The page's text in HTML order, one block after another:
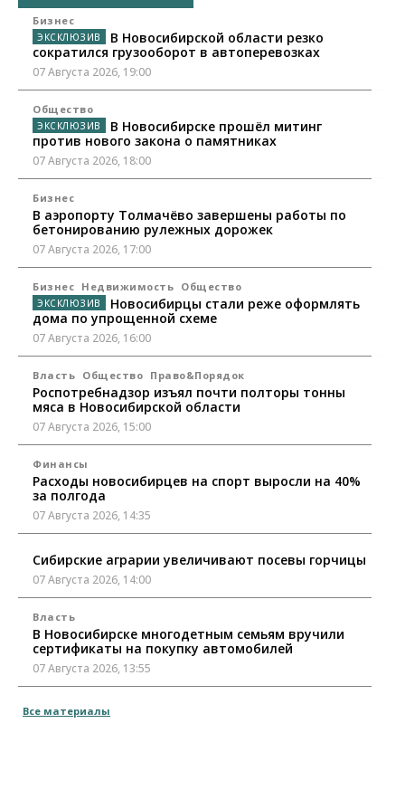
Бизнес
В Новосибирской области резко
сократился грузооборот в автоперевозках
07 Августа 2026, 19:00
Общество
В Новосибирске прошёл митинг
против нового закона о памятниках
07 Августа 2026, 18:00
Бизнес
В аэропорту Толмачёво завершены работы по
бетонированию рулежных дорожек
07 Августа 2026, 17:00
Бизнес Недвижимость Общество
Новосибирцы стали реже оформлять
дома по упрощенной схеме
07 Августа 2026, 16:00
Власть Общество Право&Порядок
Роспотребнадзор изъял почти полторы тонны
мяса в Новосибирской области
07 Августа 2026, 15:00
Финансы
Расходы новосибирцев на спорт выросли на 40%
за полгода
07 Августа 2026, 14:35
Сибирские аграрии увеличивают посевы горчицы
07 Августа 2026, 14:00
Власть
В Новосибирске многодетным семьям вручили
сертификаты на покупку автомобилей
07 Августа 2026, 13:55
Треть автовладельцев в Новосибирской области
Все материалы